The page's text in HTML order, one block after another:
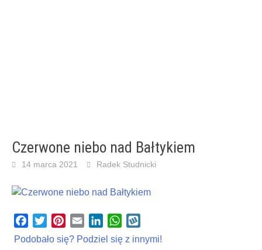
Czerwone niebo nad Bałtykiem
14 marca 2021 Radek Studnicki
Facebook
TwitterPinterest
Email LinkedInWhatsApp
Podobało się? Podziel się z innymi!